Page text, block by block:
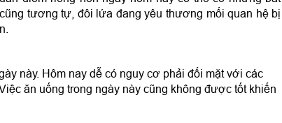
tương tự, đôi lứa đang yêu thương mối quan hệ bị
này. Hôm nay dễ có nguy cơ phải đối mặt với các
ăn uống trong ngày này cũng không được tốt khiến